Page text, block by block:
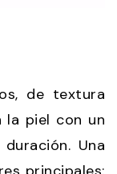
de textura
la piel con un
Una